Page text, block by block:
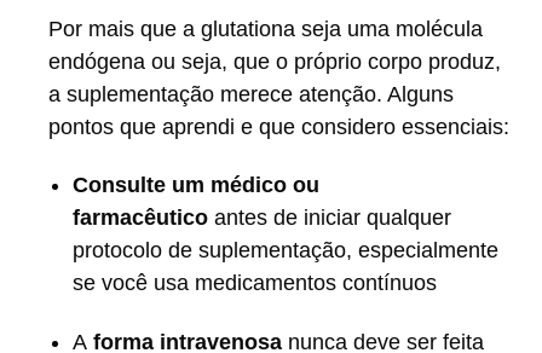
Por mais que a glutationa seja uma molécula
endógena ou seja, que o próprio corpo produz,
a suplementação merece atenção. Alguns
pontos que aprendi e que considero essenciais:
Consulte um médico ou
farmacêutico antes de iniciar qualquer
protocolo de suplementação, especialmente
se você usa medicamentos contínuos
A forma intravenosa nunca deve ser feita